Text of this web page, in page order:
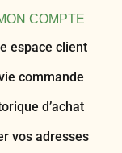
COMPTE
espace client
commande
d’achat
vos adresses